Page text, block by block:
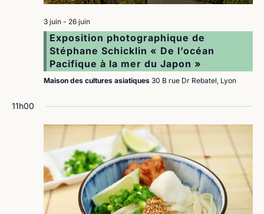
3 juin- 26 juin
Exposition photographique de
Stéphane Schicklin « De l’océan
Pacifique à la mer du Japon »
Maison des cultures asiatiques 30 B rue Dr Rebatel, Lyon
11h00